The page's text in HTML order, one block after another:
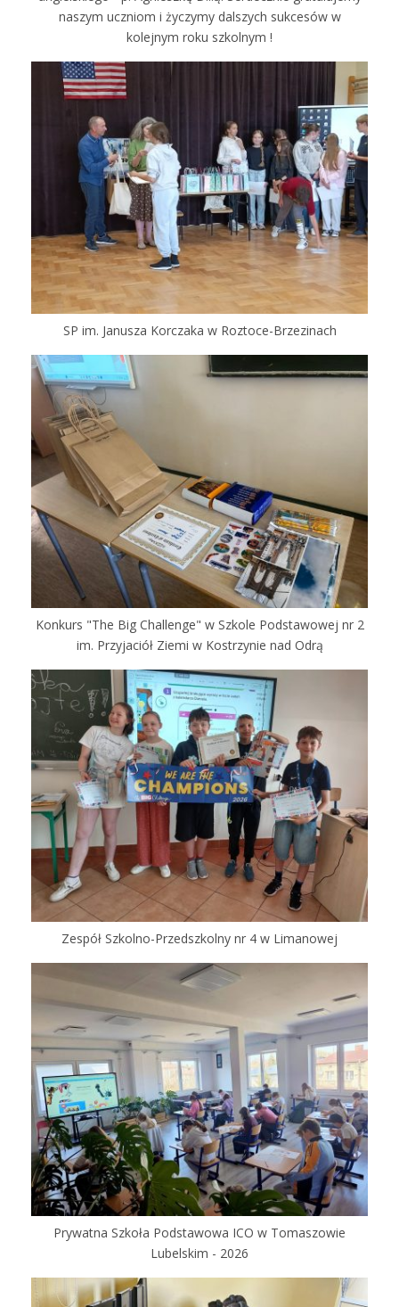
naszym uczniom i życzymy dalszych sukcesów w
kolejnym roku szkolnym !
SP im. Janusza Korczaka w Roztoce-Brzezinach
Konkurs "The Big Challenge" w Szkole Podstawowej nr 2
im. Przyjaciół Ziemi w Kostrzynie nad Odrą
Zespół Szkolno-Przedszkolny nr 4 w Limanowej
Prywatna Szkoła Podstawowa ICO w Tomaszowie
Lubelskim - 2026